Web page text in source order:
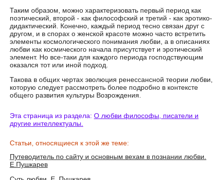
Таким образом, можно характеризовать первый период как
поэтический, второй - как философский и третий - как эротико-
дидактический. Конечно, каждый период тесно связан друг с
другом, и в спорах о женской красоте можно часто встретить
элементы космологического понимания любви, а в описаниях
любви как космического начала присутствует и эротический
элемент. Но все-таки для каждого периода господствующим
оказался тот или иной подход.
Такова в общих чертах эволюция ренессансной теории любви,
которую следует рассмотреть более подробно в контексте
общего развития культуры Возрождения.
Эта страница из раздела: О любви философы, писатели и
другие интеллектуалы.
Статьи, относящиеся к этой же теме:
Путеводитель по сайту и основным вехам в познании любви.
Е.Пушкарев